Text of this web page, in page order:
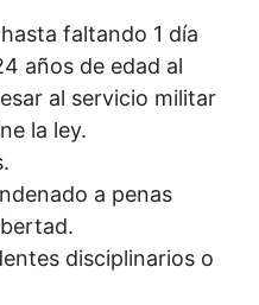
faltando 1 día
años de edad al
al servicio militar
la ley.
a penas
disciplinarios o